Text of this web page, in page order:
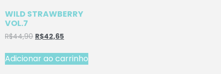
WILD STRAWBERRY
VOL.7
R$44,90 R$42,65
Adicionar ao carrinho